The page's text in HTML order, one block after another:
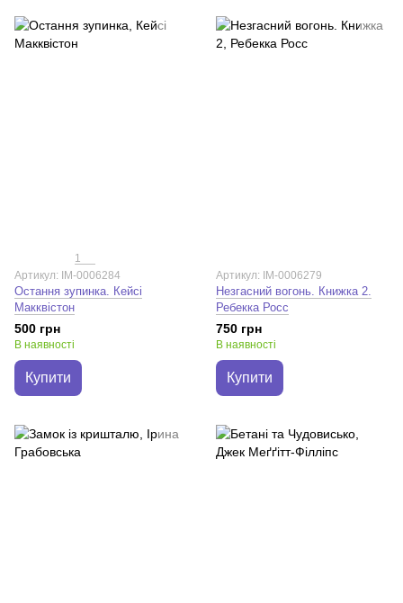
1
Артикул: IM-0006284
Остання зупинка. Кейсі
Макквістон
500 грн
В наявності
Купити
Артикул: IM-0006279
Незгасний вогонь. Книжка 2.
Ребекка Росс
750 грн
В наявності
Купити